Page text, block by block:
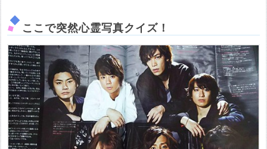
ここで突然心霊写真クイズ！